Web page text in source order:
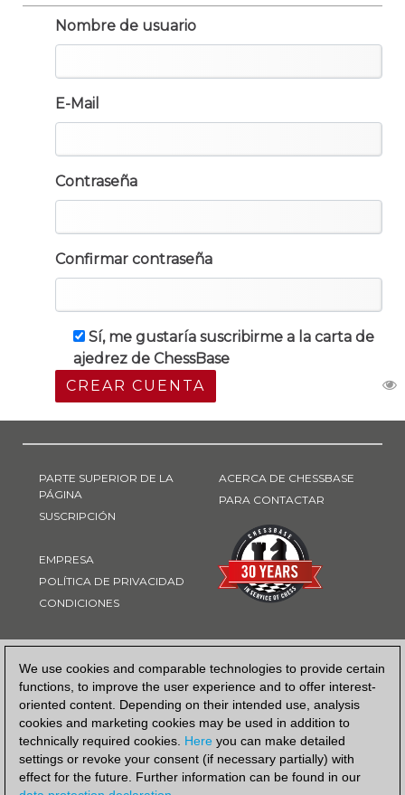
We use cookies and comparable technologies to provide certain
functions, to improve the user experience and to offer interest-
oriented content. Depending on their intended use, analysis
cookies and marketing cookies may be used in addition to
technically required cookies. Here you can make detailed
settings or revoke your consent (if necessary partially) with
effect for the future. Further information can be found in our
Nombre de usuario
E-Mail
Contraseña
Confirmar contraseña
Sí, me gustaría suscribirme a la carta de
ajedrez de ChessBase
CREAR CUENTA
PARTE SUPERIOR DE LA
PÁGINA
SUSCRIPCIÓN
EMPRESA
POLÍTICA DE PRIVACIDAD
CONDICIONES
ACERCA DE CHESSBASE
PARA CONTACTAR
FORMA DE PAGO